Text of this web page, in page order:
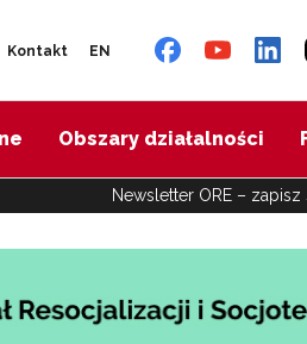
Kontakt EN
Obszary działalności
Newsletter ORE – zapisz